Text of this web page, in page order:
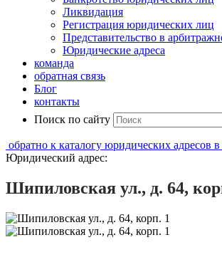
Ликвидация
Регистрация юридических лиц
Представительство в
Юридические адреса
команда
обратная связь
Блог
контакты
Поиск по сайту
обратно к каталогу юридических адресов
Юридический адрес:
Шипиловская ул., д. 64,